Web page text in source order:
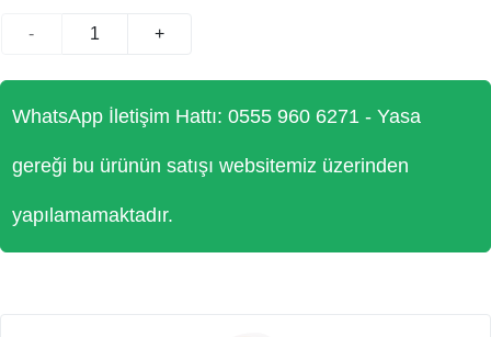
- +
WhatsApp İletişim Hattı: 0555 960 6271 - Yasa
gereği bu ürünün satışı websitemiz üzerinden
yapılamamaktadır.